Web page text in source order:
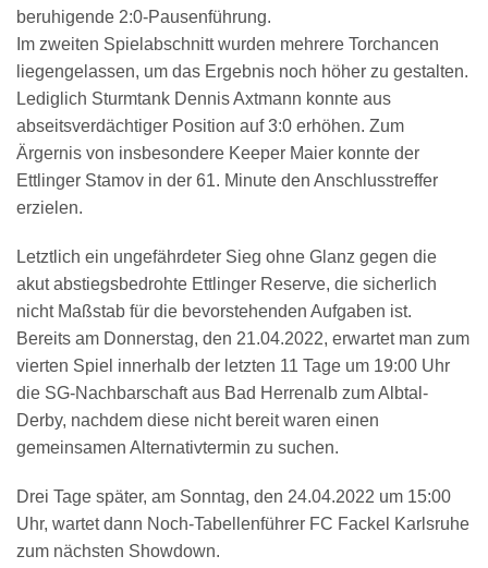
beruhigende 2:0-Pausenführung.
Im zweiten Spielabschnitt wurden mehrere Torchancen
liegengelassen, um das Ergebnis noch höher zu gestalten.
Lediglich Sturmtank Dennis Axtmann konnte aus
abseitsverdächtiger Position auf 3:0 erhöhen. Zum
Ärgernis von insbesondere Keeper Maier konnte der
Ettlinger Stamov in der 61. Minute den Anschlusstreffer
erzielen.
Letztlich ein ungefährdeter Sieg ohne Glanz gegen die
akut abstiegsbedrohte Ettlinger Reserve, die sicherlich
nicht Maßstab für die bevorstehenden Aufgaben ist.
Bereits am Donnerstag, den 21.04.2022, erwartet man zum
vierten Spiel innerhalb der letzten 11 Tage um 19:00 Uhr
die SG-Nachbarschaft aus Bad Herrenalb zum Albtal-
Derby, nachdem diese nicht bereit waren einen
gemeinsamen Alternativtermin zu suchen.
Drei Tage später, am Sonntag, den 24.04.2022 um 15:00
Uhr, wartet dann Noch-Tabellenführer FC Fackel Karlsruhe
zum nächsten Showdown.